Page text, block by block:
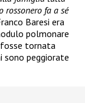
rossonero fa a sé
Baresi era
polmonare
tornata
sono peggiorate